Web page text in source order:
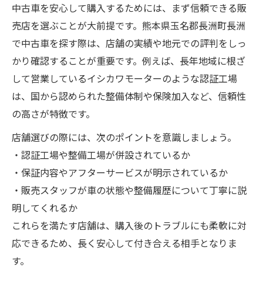
中古車を安心して購入するためには、まず信頼できる販
売店を選ぶことが大前提です。熊本県玉名郡長洲町長洲
で中古車を探す際は、店舗の実績や地元での評判をしっ
かり確認することが重要です。例えば、長年地域に根ざ
して営業しているイシカワモーターのような認証工場
は、国から認められた整備体制や保険加入など、信頼性
の高さが特徴です。
店舗選びの際には、次のポイントを意識しましょう。
・認証工場や整備工場が併設されているか
・保証内容やアフターサービスが明示されているか
・販売スタッフが車の状態や整備履歴について丁寧に説
明してくれるか
これらを満たす店舗は、購入後のトラブルにも柔軟に対
応できるため、長く安心して付き合える相手となりま
す。